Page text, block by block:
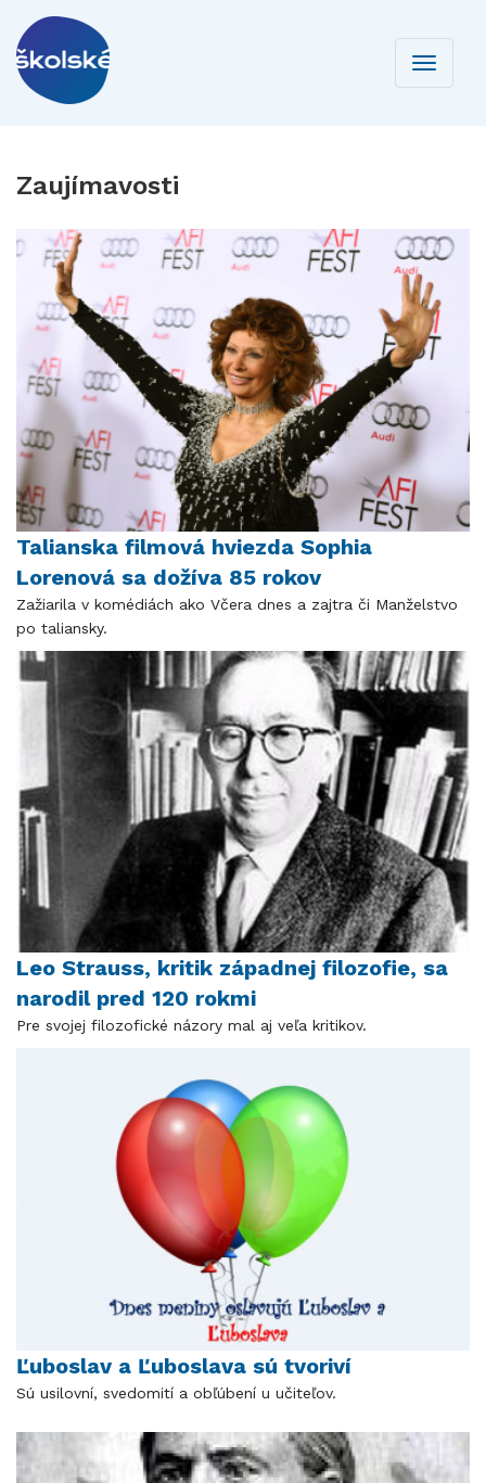
Toggle
Zaujímavosti
Talianska filmová hviezda Sophia
Lorenová sa dožíva 85 rokov
Zažiarila v komédiách ako Včera dnes a zajtra či Manželstvo
po taliansky.
Leo Strauss, kritik západnej filozofie, sa
narodil pred 120 rokmi
Pre svojej filozofické názory mal aj veľa kritikov.
Ľuboslav a Ľuboslava sú tvoriví
Sú usilovní, svedomití a obľúbení u učiteľov.